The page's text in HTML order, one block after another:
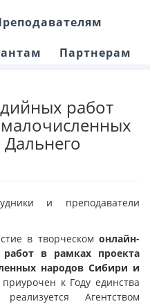
Партнерам
работ
и преподаватели
в творческом онлайн-
в рамках проекта
народов Сибири и
к Году единства
Агентством